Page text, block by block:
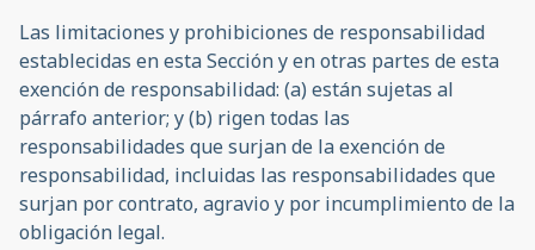
Las limitaciones y prohibiciones de responsabilidad
establecidas en esta Sección y en otras partes de esta
exención de responsabilidad: (a) están sujetas al
párrafo anterior; y (b) rigen todas las
responsabilidades que surjan de la exención de
responsabilidad, incluidas las responsabilidades que
surjan por contrato, agravio y por incumplimiento de la
obligación legal.